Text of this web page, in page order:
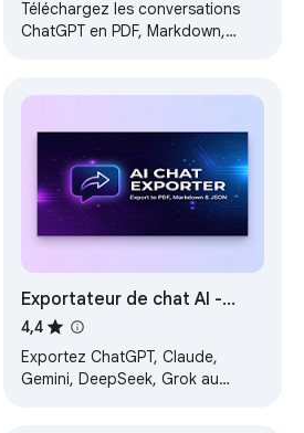
Téléchargez les conversations
ChatGPT en PDF, Markdown,
Convertissez…
Exportateur de chat AI -
ChatGPT, Claude, Gemini et
DeepSeek au format PDF
4,4
Exportez ChatGPT, Claude,
Gemini, DeepSeek, Grok au